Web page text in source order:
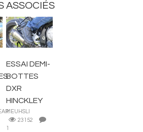
ASSOCIÉS
BOTTES ET
CHAUSSURES
ESSAI DEMI-
BOTTES
DXR
HINCKLEY
MEUHSLI
23152
1